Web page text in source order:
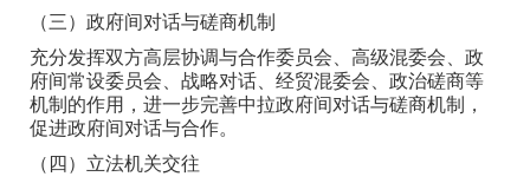
（三）政府间对话与磋商机制
充分发挥双方高层协调与合作委员会、高级混委会、政
府间常设委员会、战略对话、经贸混委会、政治磋商等
机制的作用，进一步完善中拉政府间对话与磋商机制，
促进政府间对话与合作。
（四）立法机关交往